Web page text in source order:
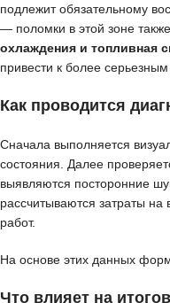
подлежит обязательному
— поломки в этой зоне
охлаждения и топливная
привести к более серьезным
Как проводится
Сначала выполняется
состояния. Далее
выявляются посторонние
рассчитываются затраты на
работ.
На основе этих данных
Что влияет на